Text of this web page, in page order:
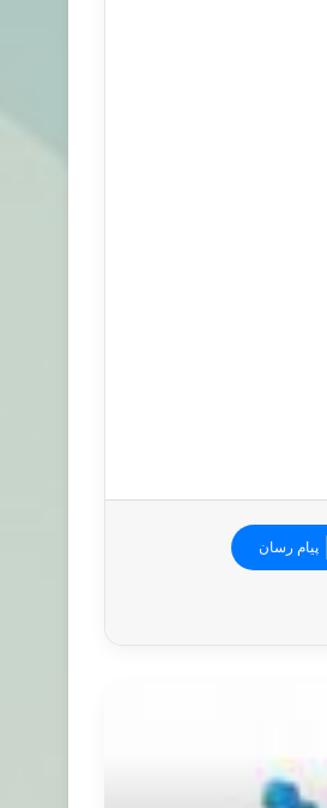
پیام رسان